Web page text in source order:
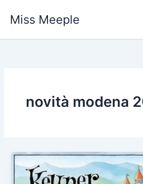
Miss Meeple
novità modena